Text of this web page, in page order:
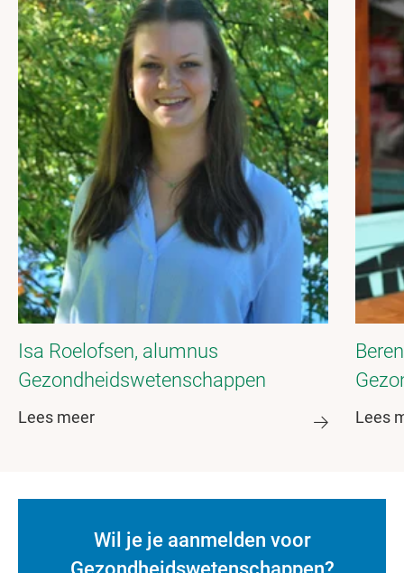
Isa Roelofsen, alumnus
Gezondheidswetenschappen
Lees meer Lees
Wil je je aanmelden voor